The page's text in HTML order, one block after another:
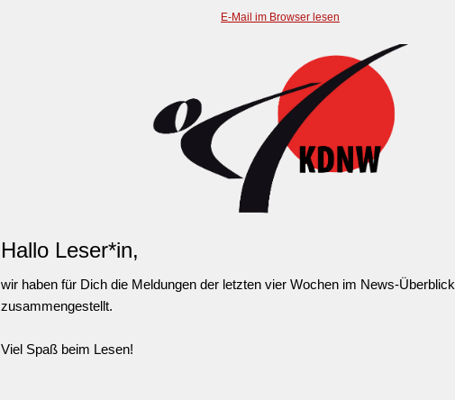
E-Mail im Browser lesen
Hallo Leser*in,
wir haben für Dich die Meldungen der letzten vier Wochen im News-Überblick
zusammengestellt.
Viel Spaß beim Lesen!